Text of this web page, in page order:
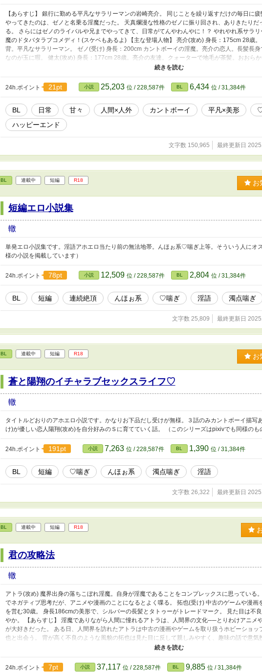
【あらすじ】 銀行に勤める平凡なサラリーマンの岩崎亮介。 同じことを繰り返すだけの毎日に
やってきたのは、ゼノと名乗る淫魔だった。 天真爛漫な性格のゼノに振り回され、ありきたりだ
る。 さらにはゼノのライバルや兄までやってきて、日常がてんやわんやに！？ やれやれ系サラ
魔のドタバタラブコメディ！(スケベもあるよ) 【主な登場人物】 亮介(攻め) 身長：175cm 28歳
背。平凡なサラリーマン。 ゼノ(受け) 身長：200cm カントボーイの淫魔。亮介の恋人。長髪長
なのが玉に瑕。 健太(攻め) 身長：177cm 28歳。亮介の友達。クォーターで地毛が茶髪。おおら
ーザ(受け) 身長：193cm 高飛車で高慢なカントボーイの淫魔。健太の恋人。人間界でモデルをし
姫様気質。 加筆修正の際誤って作品を削除してしまったため、編集したものを再度投稿してい
回はR18シーンがあります。ご注意、またはお楽しみください。
24h.ポイント 21pt 小説 25,203 位 / 228,587件 BL 6,434 位 / 31,384件
BL 日常 甘々 人間×人外 カントボーイ 平凡×美形
ハッピーエンド
文字数 150,965 最終更新日
BL 連載中 短編 R18 お
短編エロ小説集
轍
単発エロ小説集です。淫語アホエロ当たり前の無法地帯。んほぉ系♡喘ぎ上等。そういう人にオ
様の小説を掲載しています）
24h.ポイント 78pt 小説 12,509 位 / 228,587件 BL 2,804 位 / 31,384件
BL 短編 連続絶頂 んほぉ系 ♡喘ぎ 淫語 濁点喘ぎ
文字数 25,809 最終更新日
BL 連載中 短編 R18 お
蒼と陽翔のイチャラブセックスライフ♡
轍
タイトルどおりのアホエロ小説です。かなりお下品だし受けが無様。３話のみカントボーイ描写
け)が優しい恋人陽翔(攻め)を自分好みのＳに育てていく話。 （このシリーズはpixivでも同様のも
24h.ポイント 191pt 小説 7,263 位 / 228,587件 BL 1,390 位 / 31,384件
BL 短編 ♡喘ぎ んほぉ系 濁点喘ぎ 淫語
文字数 26,322 最終更新日
BL 連載中 短編 R18
君の攻略法
轍
アトラ(攻め) 魔界出身の落ちこぼれ淫魔。自身が淫魔であることをコンプレックスに思っている
でネガティブ思考だが、アニメや漫画のことになるとよく喋る。 拓也(受け) 中古のゲームや漫画
を営む30歳。 身長186cmの美形で、シルバーの長髪とタトゥーがトレードマーク。 見た目は不
やか。 【あらすじ】 淫魔でありながら人間に憧れるアトラは、人間界の文化──とりわけアニメ
が大好きだった。 ある日、人間界を訪れたアトラは中古の漫画やゲームを取り扱うホビーショッ
也と出会う。 背が高く不良のような風貌の拓也は見た目に反して親しみやすく、趣味の話で意気
ると言う拓也に頼まれ、アトラは淫魔であることを伏せたままアルバイトを始めることに。 人間
しく、親切で優しい拓也に少しずつ惹かれていくアトラだったが、次第に淫魔としての本能が
24h.ポイント
7pt 小説 37,117 位 / 228,587件 BL 9,885 位 / 31,384件